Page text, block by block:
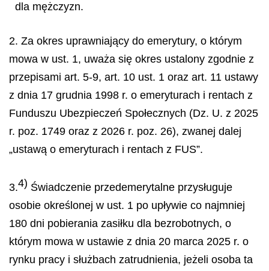
dla mężczyzn.
2. Za okres uprawniający do emerytury, o którym
mowa w ust. 1, uważa się okres ustalony zgodnie z
przepisami art. 5-9, art. 10 ust. 1 oraz art. 11 ustawy
z dnia 17 grudnia 1998 r. o emeryturach i rentach z
Funduszu Ubezpieczeń Społecznych (Dz. U. z 2025
r. poz. 1749 oraz z 2026 r. poz. 26), zwanej dalej
„ustawą o emeryturach i rentach z FUS”.
3.4) Świadczenie przedemerytalne przysługuje
osobie określonej w ust. 1 po upływie co najmniej
180 dni pobierania zasiłku dla bezrobotnych, o
którym mowa w ustawie z dnia 20 marca 2025 r. o
rynku pracy i służbach zatrudnienia, jeżeli osoba ta